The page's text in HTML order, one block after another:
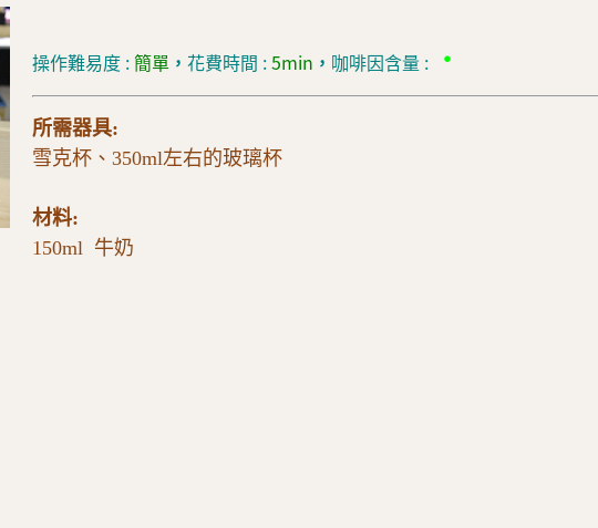
操作難易度 :簡單 ， 花費時間 :5min ， 咖啡因含量 : •
所需器具:
雪克杯、350ml左右的玻璃杯
材料:
150ml 牛奶